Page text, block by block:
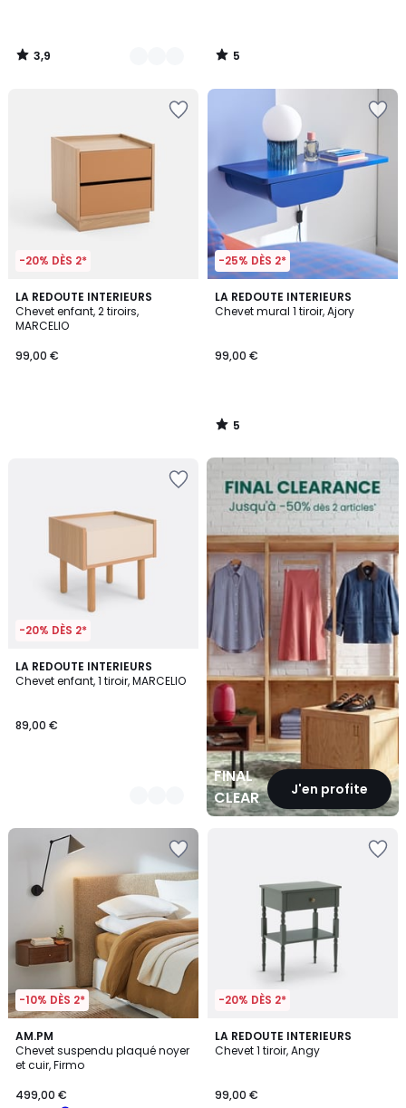
3,9
/
5
/
-20% DÈS 2*
LA REDOUTE INTERIEURS
Chevet enfant, 2 tiroirs,
MARCELIO
99,00 €
-25% DÈS 2*
LA REDOUTE INTERIEURS
Chevet mural 1 tiroir, Ajory
99,00 €
5
/
5
/
-20% DÈS 2*
LA REDOUTE INTERIEURS
Chevet enfant, 1 tiroir, MARCELIO
89,00 €
2
Couleurs
FINAL
CLEARANCEJ'en profite
FINAL
CLEARANCE
-10% DÈS 2*
AM.PM
Chevet suspendu plaqué noyer
et cuir, Firmo
499,00 €
5
/
5
-20% DÈS 2*
LA REDOUTE INTERIEURS
Chevet 1 tiroir, Angy
99,00 €
4
/